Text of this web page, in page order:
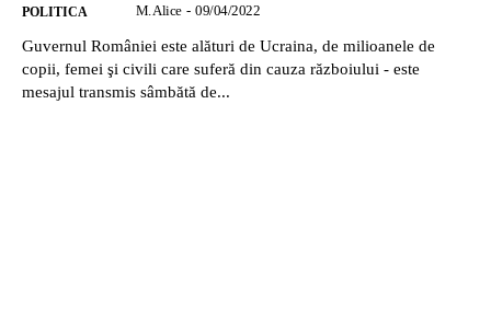
POLITICA M. Alice - 09/04/2022
Guvernul României este alături de Ucraina, de milioanele de
copii, femei şi civili care suferă din cauza războiului - este
mesajul transmis sâmbătă de...